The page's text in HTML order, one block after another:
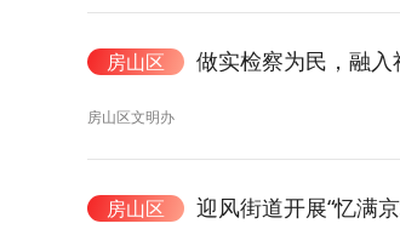
房山区 做实检察为民，融入
房山区文明办
房山区 迎风街道开展“忆满